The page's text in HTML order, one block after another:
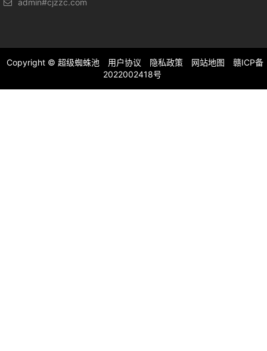
admin#cjzzc.com
Copyright © 超级蜘蛛池 用户协议 隐私政策 网站地图
赣ICP备
2022002418号